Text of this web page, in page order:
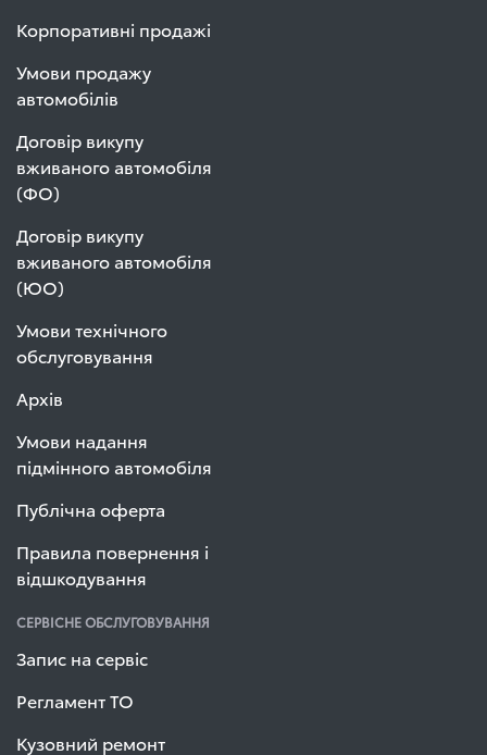
Корпоративні продажі
Умови продажу
автомобілів
Договір викупу
вживаного автомобіля
(ФО)
Договір викупу
вживаного автомобіля
(ЮО)
Умови технічного
обслуговування
Архів
Умови надання
підмінного автомобіля
Публічна оферта
Правила повернення і
відшкодування
СЕРВІСНЕ ОБСЛУГОВУВАННЯ
Запис на сервіс
Регламент ТО
Кузовний ремонт